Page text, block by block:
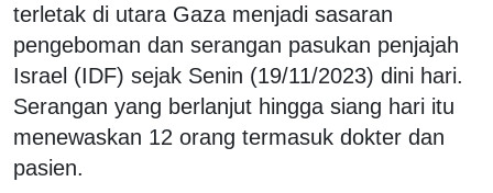
terletak di utara Gaza menjadi sasaran
pengeboman dan serangan pasukan penjajah
Israel (IDF) sejak Senin (19/11/2023) dini hari.
Serangan yang berlanjut hingga siang hari itu
menewaskan 12 orang termasuk dokter dan
pasien.